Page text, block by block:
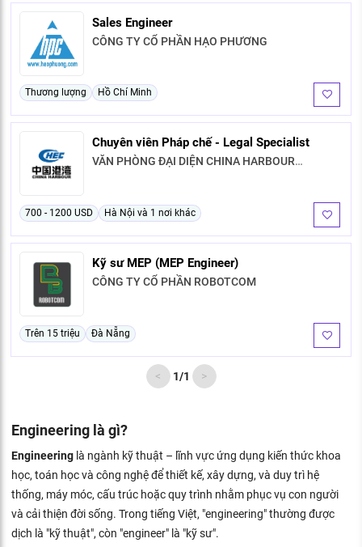
Tử vi nghề nghiệp
HƯỚNG NGHIỆP VIỆC LÀM
Xu hướng việc làm
NHÂN SỰ
TUYỂN DỤNG VIỆC LÀM
Sales Engineer
CÔNG TY CỔ PHẦN HẠO PHƯƠNG
Thương lượng Hồ Chí Minh
Chuyên viên Pháp chế - Legal Specialist
VĂN PHÒNG ĐẠI DIỆN CHINA HARBOUR
700 - 1200 USD Hà Nội và 1 nơi khác
Kỹ sư MEP (MEP Engineer)
CÔNG TY CỔ PHẦN ROBOTCOM
Trên 15 triệu Đà Nẵng
< 1/1 >
Engineering là gì?
Engineering là ngành kỹ thuật – lĩnh vực ứng dụng kiến thức khoa
học, toán học và công nghệ để thiết kế, xây dựng, và duy trì hệ
thống, máy móc, cấu trúc hoặc quy trình nhằm phục vụ con người
và cải thiện đời sống. Trong tiếng Việt, "engineering" thường được
dịch là "kỹ thuật", còn "engineer" là "kỹ sư".